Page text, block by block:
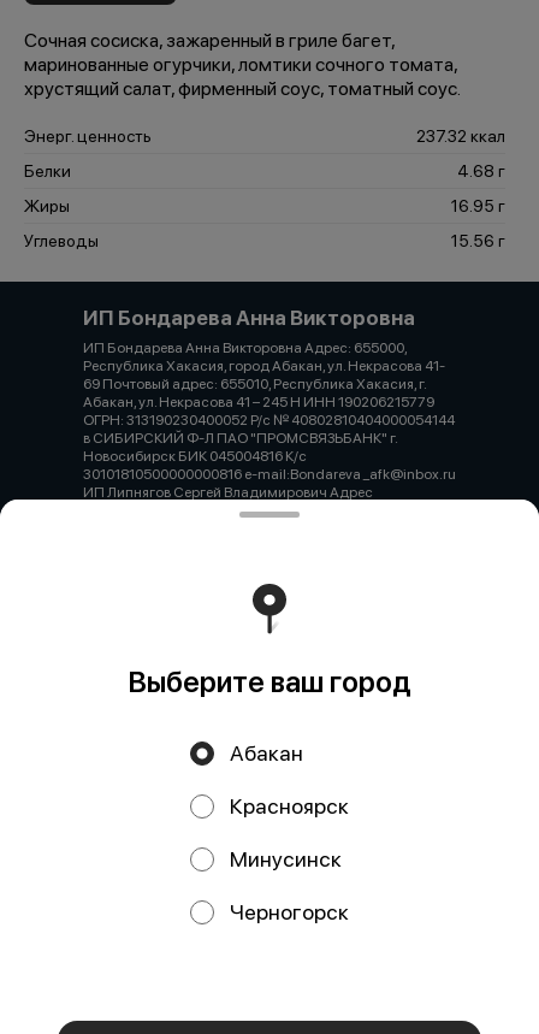
аналитических сервисов согласно нашейполитике
Сочная сосиска, зажаренный в гриле багет,
маринованные огурчики, ломтики сочного томата,
хрустящий салат, фирменный соус, томатный соус.
Энерг. ценность
237.32 ккал
Белки
4.68 г
Жиры
16.95 г
Углеводы
15.56 г
ИП Бондарева Анна Викторовна
ИП Бондарева Анна Викторовна Адрес: 655000,
Республика Хакасия, город Абакан, ул. Некрасова 41-
69 Почтовый адрес: 655010, Республика Хакасия, г.
Абакан, ул. Некрасова 41 – 245 Н ИНН 190206215779
ОГРН: 313190230400052 Р/с № 40802810404000054144
в СИБИРСКИЙ Ф-Л ПАО "ПРОМСВЯЗЬБАНК" г.
Новосибирск БИК 045004816 К/с
30101810500000000816 e-mail:Bondareva _afk@inbox.ru
ИП Липнягов Сергей Владимирович Адрес
юридический 655000, Республика Хакасия, город
190113322400 Банк АБАКАНСКОЕ ОТДЕЛЕНИЕ N8602
ПАО СБЕРБАНК Корреспондентский счёт 30101810 5
0000 0000608 БИК 04040792 Расчётный счёт 40802810
Политика конфиденциальности
Выберите ваш город
Абакан
Красноярск
Минусинск
Черногорск